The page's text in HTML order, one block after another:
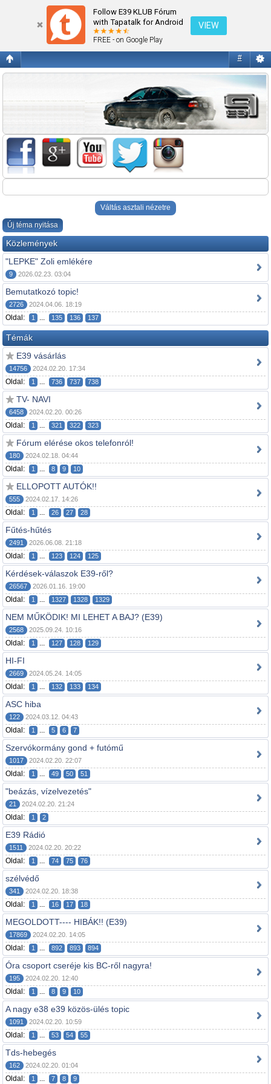
Follow E39 KLUB Fórum
with Tapatalk for Android
FREE - on Google Play
VIEW
#
E39 1995-2004
Váltás asztali nézetre
Új téma nyitása
Közlemények
"LEPKE" Zoli emlékére
9 2026.02.23. 03:04
Bemutatkozó topic!
2726 2024.04.06. 18:19
Oldal: 1 ... 135 136 137
Témák
E39 vásárlás
14756 2024.02.20. 17:34
Oldal: 1 ... 736 737 738
TV- NAVI
6458 2024.02.20. 00:26
Oldal: 1 ... 321 322 323
Fórum elérése okos telefonról!
180 2024.02.18. 04:44
Oldal: 1 ... 8 9 10
ELLOPOTT AUTÓK!!
555 2024.02.17. 14:26
Oldal: 1 ... 26 27 28
Fűtés-hűtés
2491 2026.06.08. 21:18
Oldal: 1 ... 123 124 125
Kérdések-válaszok E39-ről?
26567 2026.01.16. 19:00
Oldal: 1 ... 1327 1328 1329
NEM MŰKÖDIK! MI LEHET A BAJ? (E39)
2568 2025.09.24. 10:16
Oldal: 1 ... 127 128 129
HI-FI
2669 2024.05.24. 14:05
Oldal: 1 ... 132 133 134
ASC hiba
122 2024.03.12. 04:43
Oldal: 1 ... 5 6 7
Szervókormány gond + futómű
1017 2024.02.20. 22:07
Oldal: 1 ... 49 50 51
"beázás, vízelvezetés"
21 2024.02.20. 21:24
Oldal: 1 2
E39 Rádió
1511 2024.02.20. 20:22
Oldal: 1 ... 74 75 76
szélvédő
341 2024.02.20. 18:38
Oldal: 1 ... 16 17 18
MEGOLDOTT---- HIBÁK!! (E39)
17869 2024.02.20. 14:05
Oldal: 1 ... 892 893 894
Óra csoport cseréje kis BC-ről nagyra!
195 2024.02.20. 12:40
Oldal: 1 ... 8 9 10
A nagy e38 e39 közös-ülés topic
1091 2024.02.20. 10:59
Oldal: 1 ... 53 54 55
Tds-hebegés
162 2024.02.20. 01:04
Oldal: 1 ... 7 8 9